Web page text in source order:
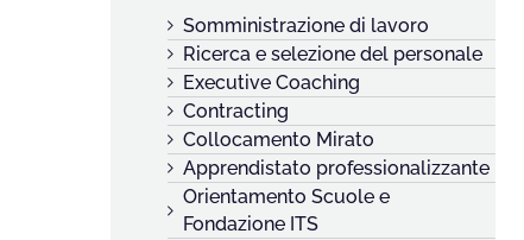
Somministrazione di lavoro
Ricerca e selezione del personale
Executive Coaching
Contracting
Collocamento Mirato
Apprendistato professionalizzante
Orientamento Scuole e
Fondazione ITS